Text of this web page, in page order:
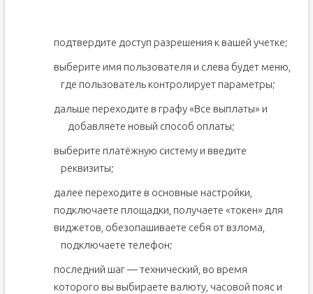
подтвердите доступ разрешения к вашей учетке;
выберите имя пользователя и слева будет меню,
где пользователь контролирует параметры;
дальше переходите в графу «Все выплаты» и
добавляете новый способ оплаты;
выберите платёжную систему и введите
реквизиты;
далее переходите в основные настройки,
подключаете площадки, получаете «токен» для
виджетов, обезопашиваете себя от взлома,
подключаете телефон;
последний шаг — технический, во время
которого вы выбираете валюту, часовой пояс и